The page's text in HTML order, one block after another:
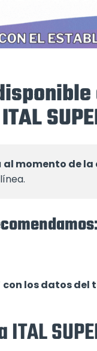
al momento de la
:
con los datos del